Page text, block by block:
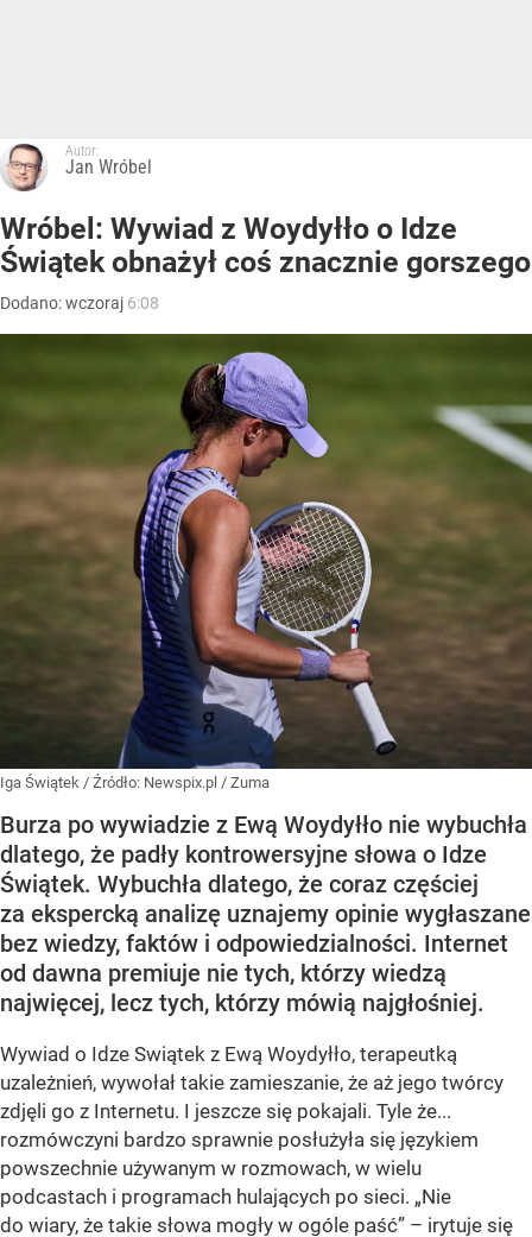
Autor:
Jan Wróbel
Wróbel: Wywiad z Woydyłło o Idze
Świątek obnażył coś znacznie gorszego
Dodano:wczoraj 6:08
Iga Świątek / Źródło: Newspix.pl / Zuma
Burza po wywiadzie z Ewą Woydyłło nie wybuchła
dlatego, że padły kontrowersyjne słowa o Idze
Świątek. Wybuchła dlatego, że coraz częściej
za ekspercką analizę uznajemy opinie wygłaszane
bez wiedzy, faktów i odpowiedzialności. Internet
od dawna premiuje nie tych, którzy wiedzą
najwięcej, lecz tych, którzy mówią najgłośniej.
Wywiad o Idze Swiątek z Ewą Woydyłło, terapeutką
uzależnień, wywołał takie zamieszanie, że aż jego twórcy
zdjęli go z Internetu. I jeszcze się pokajali. Tyle że...
rozmówczyni bardzo sprawnie posłużyła się językiem
powszechnie używanym w rozmowach, w wielu
podcastach i programach hulających po sieci. „Nie
do wiary, że takie słowa mogły w ogóle paść” – irytuje się